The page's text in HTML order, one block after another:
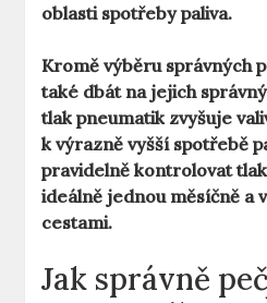
oblasti spotřeby paliva.
Kromě výběru správných
také dbát na jejich
tlakpneumatik zvyšuje
k výrazně vyšší spotřebě
pravidelně kontrolovat
ideálně jednou měsíčně a
cestami.
Jak správně